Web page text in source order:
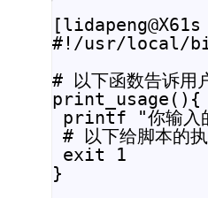
#!/usr/local/
# 以下函数告诉用
print_usage(){
printf "你输入
# 以下给脚本的
exit 1
}